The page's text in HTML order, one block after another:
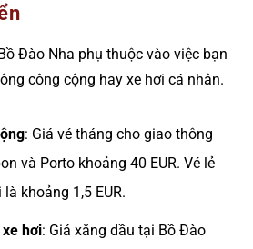
Đào Nha phụ thuộc vào việc bạn
công cộng hay xe hơi cá nhân.
: Giá vé tháng cho giao thông
và Porto khoảng 40 EUR. Vé lẻ
khoảng 1,5 EUR.
hơi: Giá xăng dầu tại Bồ Đào